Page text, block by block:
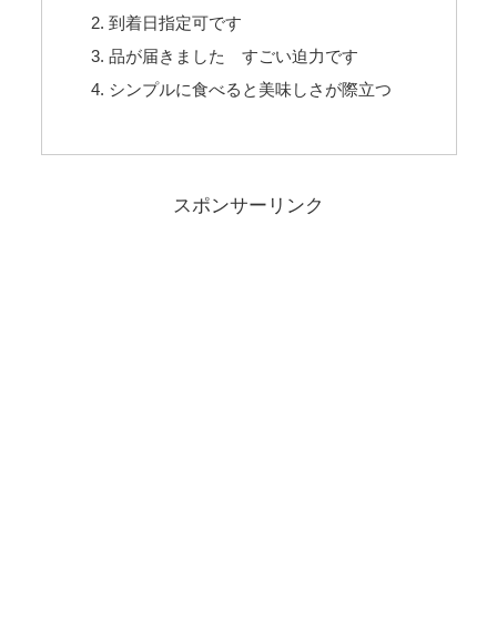
到着日指定可です
品が届きました すごい迫力です
シンプルに食べると美味しさが際立つ
スポンサーリンク